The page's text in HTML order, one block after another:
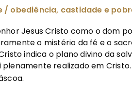
/ obediência, castidade e
Jesus Cristo como o dom
o mistério da fé e o
indica o plano divino da
realizado em